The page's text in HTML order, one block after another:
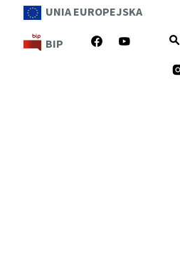
UNIA EUROPEJSKA
BIP YOUTUBE
FACEBOOK